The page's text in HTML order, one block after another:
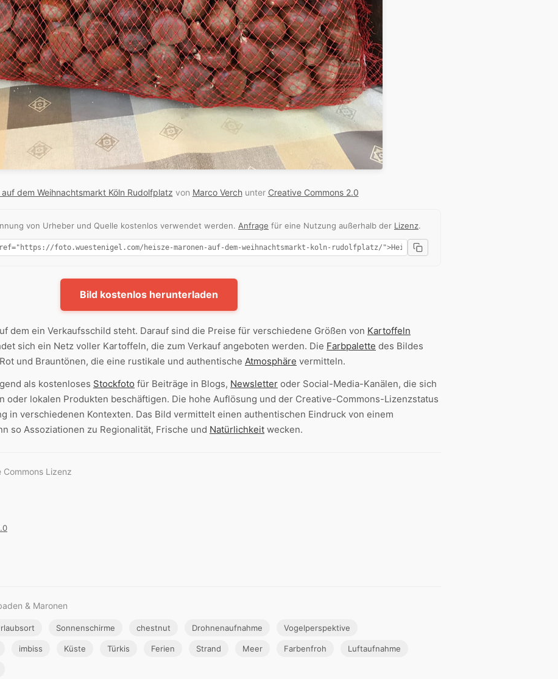
dem Weihnachtsmarkt Köln Rudolfplatz von Marco Verchunter Creative Commons 2.0
von Urheber und Quelle kostenlos verwendet werden. Anfrage für eine Nutzung außerhalb der Lizenz.
Bild kostenlos herunterladen
dem ein Verkaufsschild steht. Darauf sind die Preise für verschiedene Größen von Kartoffeln
sich ein Netz voller Kartoffeln, die zum Verkauf angeboten werden. Die Farbpalette des Bildes
und Brauntönen, die eine rustikale und authentische Atmosphäre vermitteln.
als kostenloses Stockfoto für Beiträge in Blogs, Newsletter oder Social-Media-Kanälen, die sich
oder lokalen Produkten beschäftigen. Die hohe Auflösung und der Creative-Commons-Lizenzstatus
in verschiedenen Kontexten. Das Bild vermittelt einen authentischen Eindruck von einem
so Assoziationen zu Regionalität, Frische und Natürlichkeit wecken.
Lizenz
& Maronen
Sonnenschirme chestnut Drohnenaufnahme Vogelperspektive
imbiss Küste Türkis Ferien Strand Meer Farbenfroh Luftaufnahme